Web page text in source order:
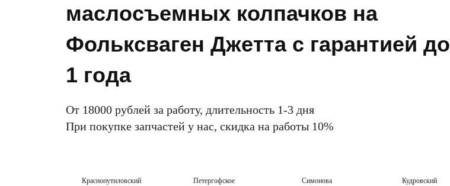
маслосъемных колпачков на
Фольксваген Джетта с гарантией до
1 года
От 18000 рублей за работу, длительность 1-3 дня
При покупке запчастей у нас, скидка на работы 10%
Краснопутиловский Петергофское Симонова Кудровский